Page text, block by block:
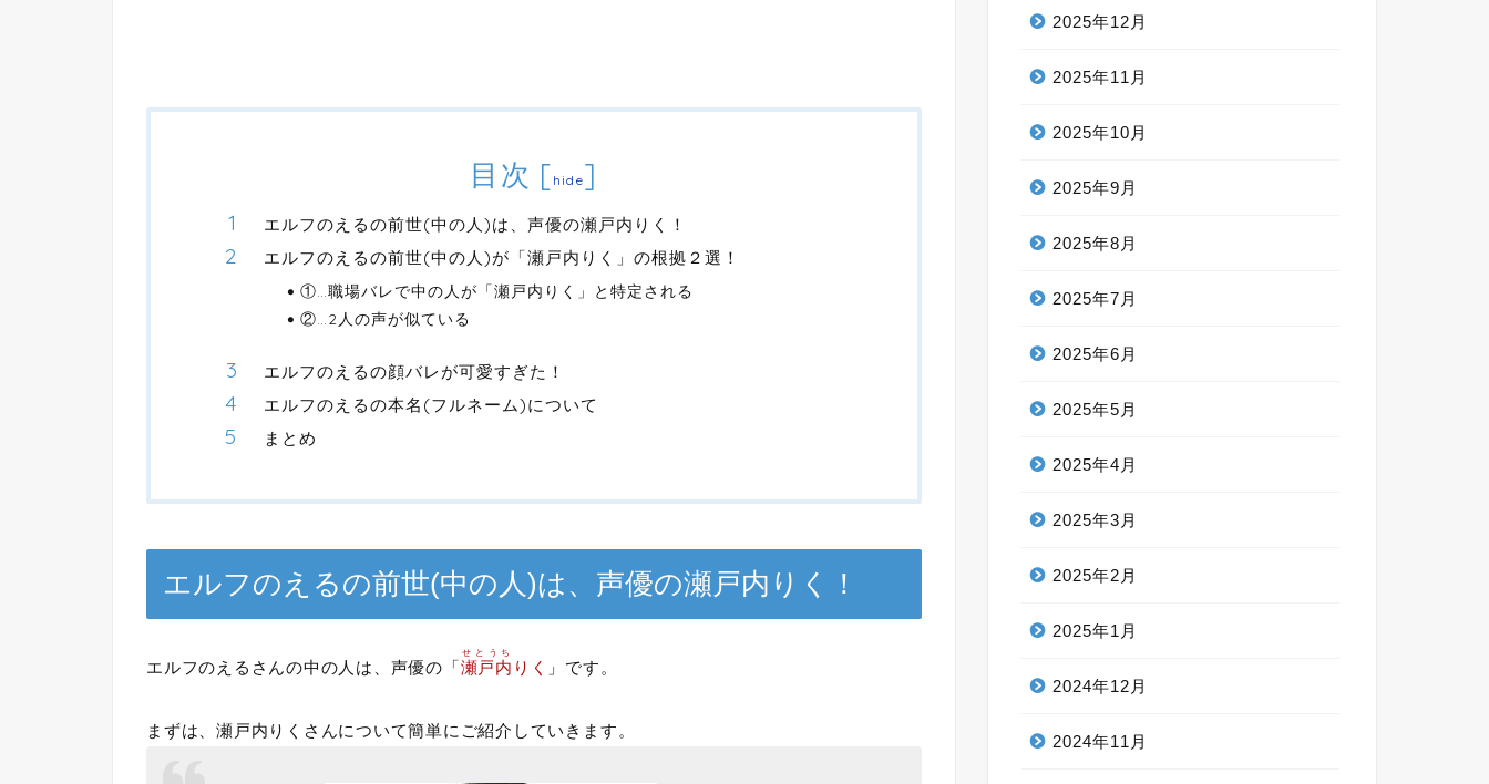
目次 [ hide]
エルフのえるの前世(中の人)は、声優の瀬戸内りく！
エルフのえるの前世(中の人)が「瀬戸内りく」の根拠２選！
①…職場バレで中の人が「瀬戸内りく」と特定される
②…2人の声が似ている
エルフのえるの顔バレが可愛すぎた！
エルフのえるの本名(フルネーム)について
まとめ
エルフのえるの前世(中の人)は、声優の瀬戸内りく！
エルフのえるさんの中の人は、声優の「瀬戸内
せとうち
りく 」です。
まずは、瀬戸内りくさんについて簡単にご紹介していきます。
2025年12月
2025年11月
2025年10月
2025年9月
2025年8月
2025年7月
2025年6月
2025年5月
2025年4月
2025年3月
2025年2月
2025年1月
2024年12月
2024年11月